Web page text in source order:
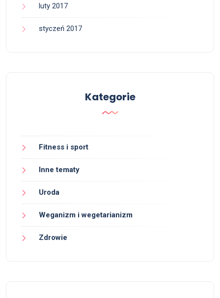
luty 2017
styczeń 2017
Kategorie
Fitness i sport
Inne tematy
Uroda
Weganizm i wegetarianizm
Zdrowie